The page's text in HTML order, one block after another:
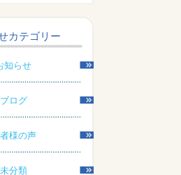
カテゴリー
知らせ
ブログ
様の声
未分類